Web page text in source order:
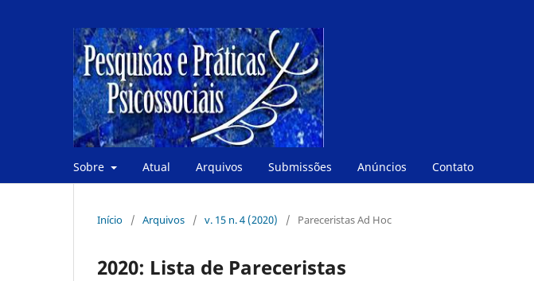
Sobre Atual Arquivos Submissões Anúncios Contato
Início / Arquivos / v. 15 n. 4 (2020) / Pareceristas Ad Hoc
2020: Lista de Pareceristas